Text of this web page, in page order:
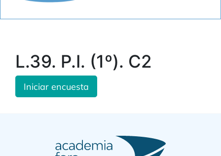
L.39. P.I. (1º). C2
Iniciar encuesta